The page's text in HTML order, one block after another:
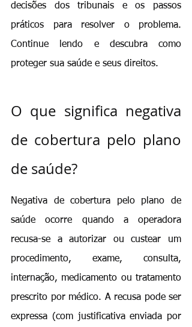
decisões dos tribunais e os passos
práticos para resolver o problema.
Continue lendo e descubra como
proteger sua saúde e seus direitos.
O que significa negativa
de cobertura pelo plano
de saúde?
Negativa de cobertura pelo plano de
saúde ocorre quando a operadora
recusa-se a autorizar ou custear um
procedimento, exame, consulta,
internação, medicamento ou tratamento
prescrito por médico. A recusa pode ser
expressa (com justificativa enviada por